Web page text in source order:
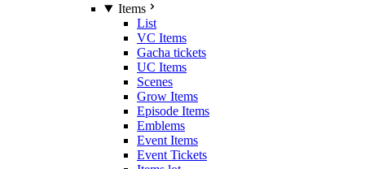
Items
List
VC Items
Gacha tickets
UC Items
Scenes
Grow Items
Episode Items
Emblems
Event Items
Event Tickets